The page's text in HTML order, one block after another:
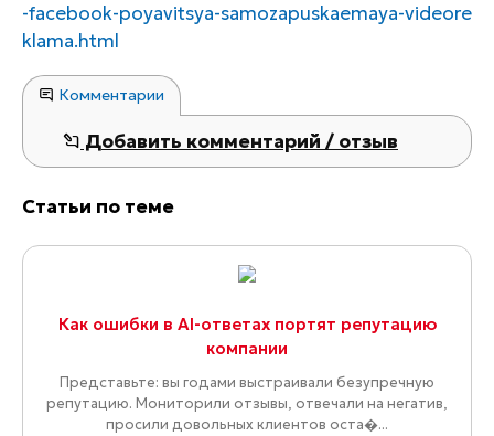
-facebook-poyavitsya-samozapuskaemaya-videore
klama.html
Комментарии
Добавить комментарий / отзыв
Статьи по теме
Как ошибки в AI-ответах портят репутацию
компании
Представьте: вы годами выстраивали безупречную
репутацию. Мониторили отзывы, отвечали на негатив,
просили довольных клиентов оста�...